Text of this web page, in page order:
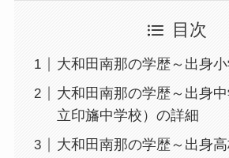
目次
大和田南那の学歴～出身
大和田南那の学歴～出身
立印旛中学校）の詳細
大和田南那の学歴～出身